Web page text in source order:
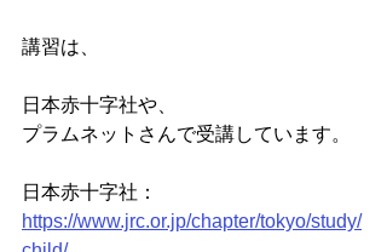
講習は、
日本赤十字社や、
プラムネットさんで受講しています。
日本赤十字社：
https://www.jrc.or.jp/chapter/tokyo/study/